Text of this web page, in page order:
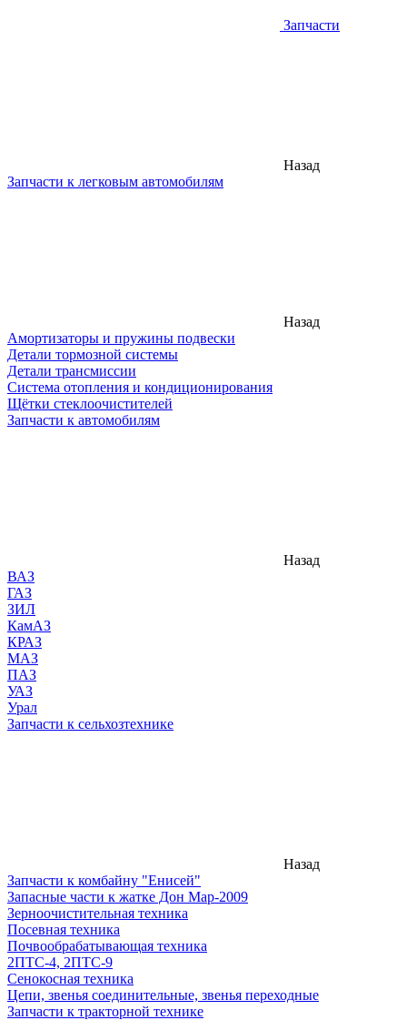
Запчасти
Назад
Запчасти к легковым автомобилям
Назад
Амортизаторы и пружины подвески
Детали тормозной системы
Детали трансмиссии
Система отопления и кондиционирования
Щётки стеклоочистителей
Запчасти к автомобилям
Назад
ВАЗ
ГАЗ
ЗИЛ
КамАЗ
КРАЗ
МАЗ
ПАЗ
УАЗ
Урал
Запчасти к сельхозтехнике
Назад
Запчасти к комбайну "Енисей"
Запасные части к жатке Дон Мар-2009
Зерноочистительная техника
Посевная техника
Почвообрабатывающая техника
2ПТС-4, 2ПТС-9
Сенокосная техника
Цепи, звенья соединительные, звенья переходные
Запчасти к тракторной технике